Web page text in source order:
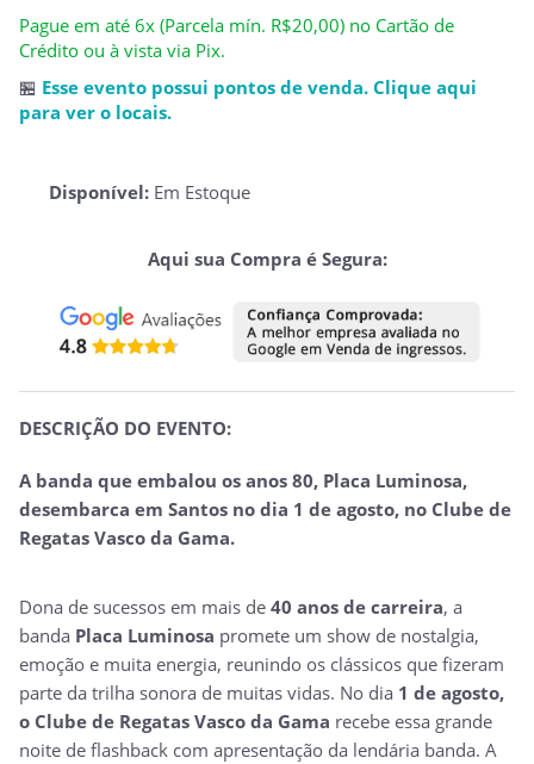
Pague em até 6x (Parcela mín. R$20,00) no Cartão de
Crédito ou à vista via Pix.
🏪 Esse evento possui pontos de venda. Clique aqui
para ver o locais.
Disponível: Em Estoque
Aqui sua Compra é Segura:
DESCRIÇÃO DO EVENTO:
A banda que embalou os anos 80, Placa Luminosa,
desembarca em Santos no dia 1 de agosto, no Clube de
Regatas Vasco da Gama.
Dona de sucessos em mais de 40 anos de carreira, a
banda Placa Luminosa promete um show de nostalgia,
emoção e muita energia, reunindo os clássicos que fizeram
parte da trilha sonora de muitas vidas. No dia 1 de agosto,
o Clube de Regatas Vasco da Gama recebe essa grande
noite de flashback com apresentação da lendária banda. A